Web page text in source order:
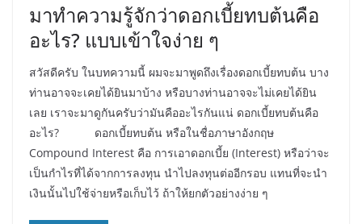
มาทำความรู้จักว่าดอกเบี้ยทบต้นคือ
อะไร? แบบเข้าใจง่าย ๆ
สวัสดีครับ ในบทความนี้ ผมจะมาพูดถึงเรื่องดอกเบี้ยทบต้น บาง
ท่านอาจจะเคยได้ยินมาบ้าง หรือบางท่านอาจจะไม่เคยได้ยิน
เลย เราจะมาดูกันครับว่ามันคืออะไรกันแน่ ดอกเบี้ยทบต้นคือ
อะไร? ดอกเบี้ยทบต้น หรือในชื่อภาษาอังกฤษ
Compound Interest คือ การเอาดอกเบี้ย (Interest) หรือว่าจะ
เป็นกำไรที่ได้จากการลงทุน นำไปลงทุนต่ออีกรอบ แทนที่จะนำ
เงินนั้นไปใช้จ่ายหรือเก็บไว้ ถ้าให้ยกตัวอย่างง่าย ๆ